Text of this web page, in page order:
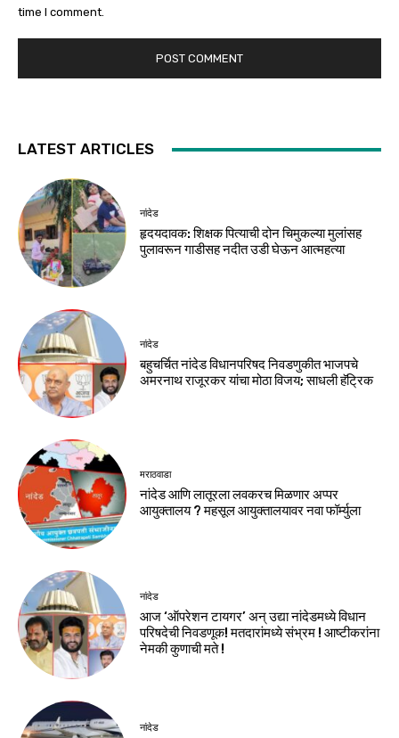
time I comment.
LATEST ARTICLES
नांदेड
हृदयदावक: शिक्षक पित्याची दोन चिमुकल्या मुलांसह
पुलावरून गाडीसह नदीत उडी घेऊन आत्महत्या
नांदेड
बहुचर्चित नांदेड विधानपरिषद निवडणुकीत भाजपचे
अमरनाथ राजूरकर यांचा मोठा विजय; साधली हॅट्रिक
मराठवाडा
नांदेड आणि लातूरला लवकरच मिळणार अप्पर
आयुक्तालय ? महसूल आयुक्तालयावर नवा फॉर्म्युला
नांदेड
आज ‘ऑपरेशन टायगर’ अन् उद्या नांदेडमध्ये विधान
परिषदेची निवडणूक! मतदारांमध्ये संभ्रम ! आष्टीकरांना
नेमकी कुणाची मते !
नांदेड